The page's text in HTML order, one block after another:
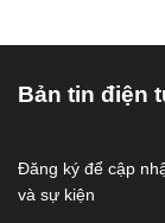
Bản tin điện
Đăng ký để cập
và sự kiện